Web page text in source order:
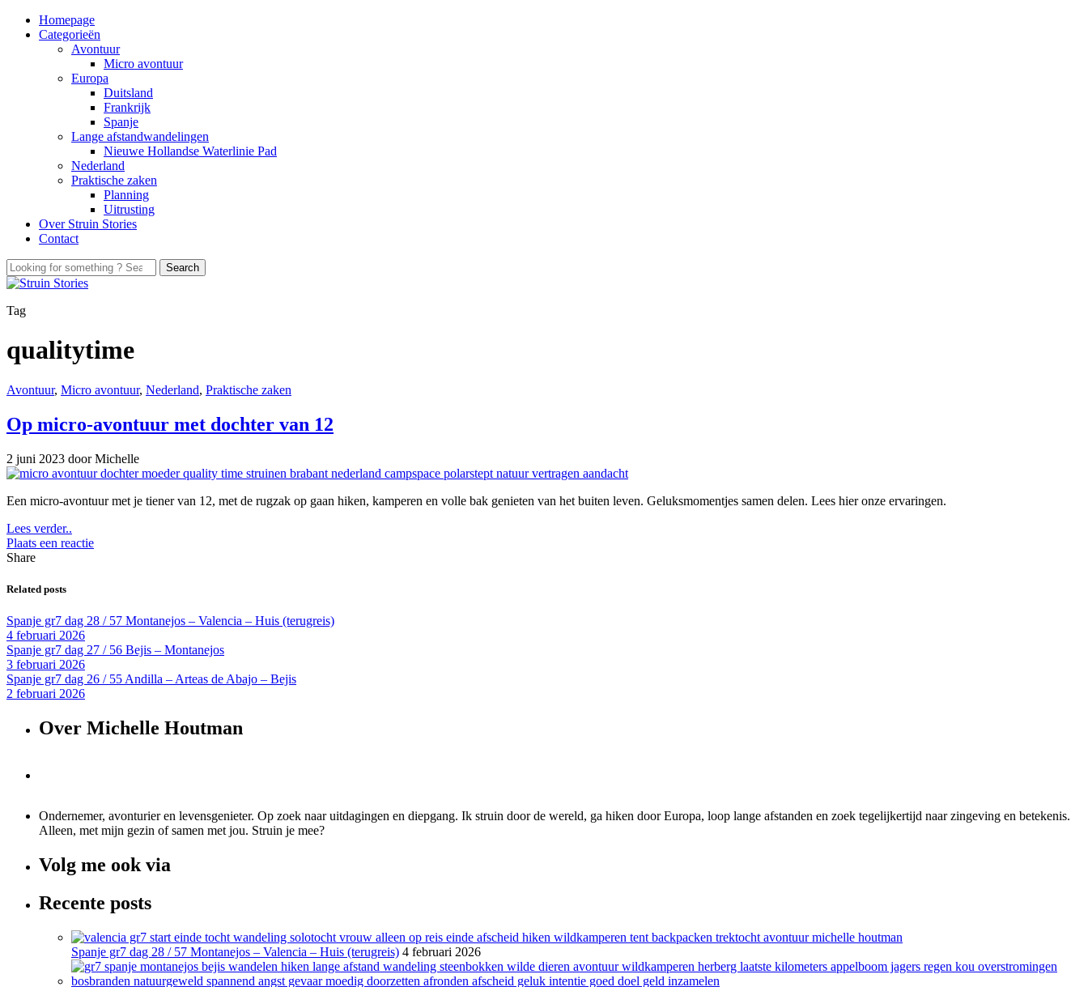
Homepage
Categorieën
Avontuur
Micro avontuur
Europa
Duitsland
Frankrijk
Spanje
Lange afstandwandelingen
Nieuwe Hollandse Waterlinie Pad
Nederland
Praktische zaken
Planning
Uitrusting
Over Struin Stories
Contact
Tag
qualitytime
Avontuur, Micro avontuur, Nederland, Praktische zaken
Op micro-avontuur met dochter van 12
2 juni 2023 door Michelle
Een micro-avontuur met je tiener van 12, met de rugzak op gaan hiken, kamperen en volle bak genieten van het buiten leven. Geluksmomentjes samen delen. Lees hier onze ervaringen.
Lees verder..
Plaats een reactie
Share
Related posts
Spanje gr7 dag 28 / 57 Montanejos – Valencia – Huis (terugreis)
4 februari 2026
Spanje gr7 dag 27 / 56 Bejis – Montanejos
3 februari 2026
Spanje gr7 dag 26 / 55 Andilla – Arteas de Abajo – Bejis
2 februari 2026
Over Michelle Houtman
Ondernemer, avonturier en levensgenieter. Op zoek naar uitdagingen en diepgang. Ik struin door de wereld, ga hiken door Europa, loop lange afstanden en zoek tegelijkertijd naar zingeving en betekenis.
Alleen, met mijn gezin of samen met jou. Struin je mee?
Volg me ook via
Recente posts
Spanje gr7 dag 28 / 57 Montanejos – Valencia – Huis (terugreis) 4 februari 2026